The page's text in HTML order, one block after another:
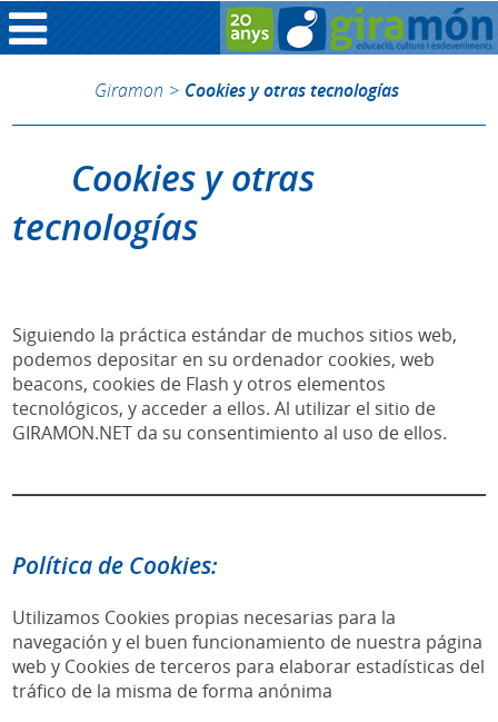
Giramon > Cookies y otras tecnologías
Cookies y otras
tecnologías
Siguiendo la práctica estándar de muchos sitios web,
podemos depositar en su ordenador cookies, web
beacons, cookies de Flash y otros elementos
tecnológicos, y acceder a ellos. Al utilizar el sitio de
GIRAMON.NET da su consentimiento al uso de ellos.
Política de Cookies:
Utilizamos Cookies propias necesarias para la
navegación y el buen funcionamiento de nuestra página
web y Cookies de terceros para elaborar estadísticas del
tráfico de la misma de forma anónima